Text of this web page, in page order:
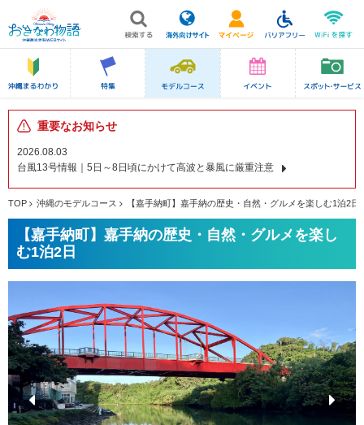
重要なお知らせ
2026.08.03
台風13号情報｜5日～8日頃にかけて高波と暴風に厳重注意
TOP 沖縄のモデルコース 【嘉手納町】嘉手納の歴史・自然・グルメを楽しむ1泊2日
【嘉手納町】嘉手納の歴史・自然・グルメを楽し
む1泊2日